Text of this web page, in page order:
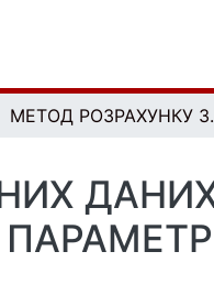
МЕТОД РОЗРАХУНКУ